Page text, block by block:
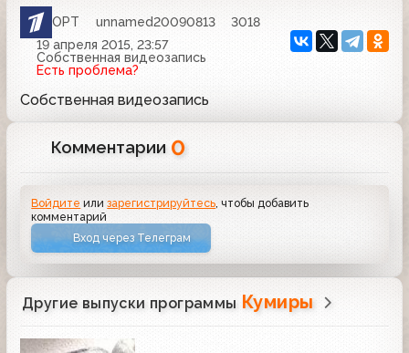
ОРТ unnamed20090813
3018
19 апреля 2015, 23:57
Собственная видеозапись
Есть проблема?
Собственная видеозапись
Комментарии 0
Войдите илизарегистрируйтесь , чтобы добавить
комментарий
Вход через Телеграм
Другие выпуски программы Кумиры